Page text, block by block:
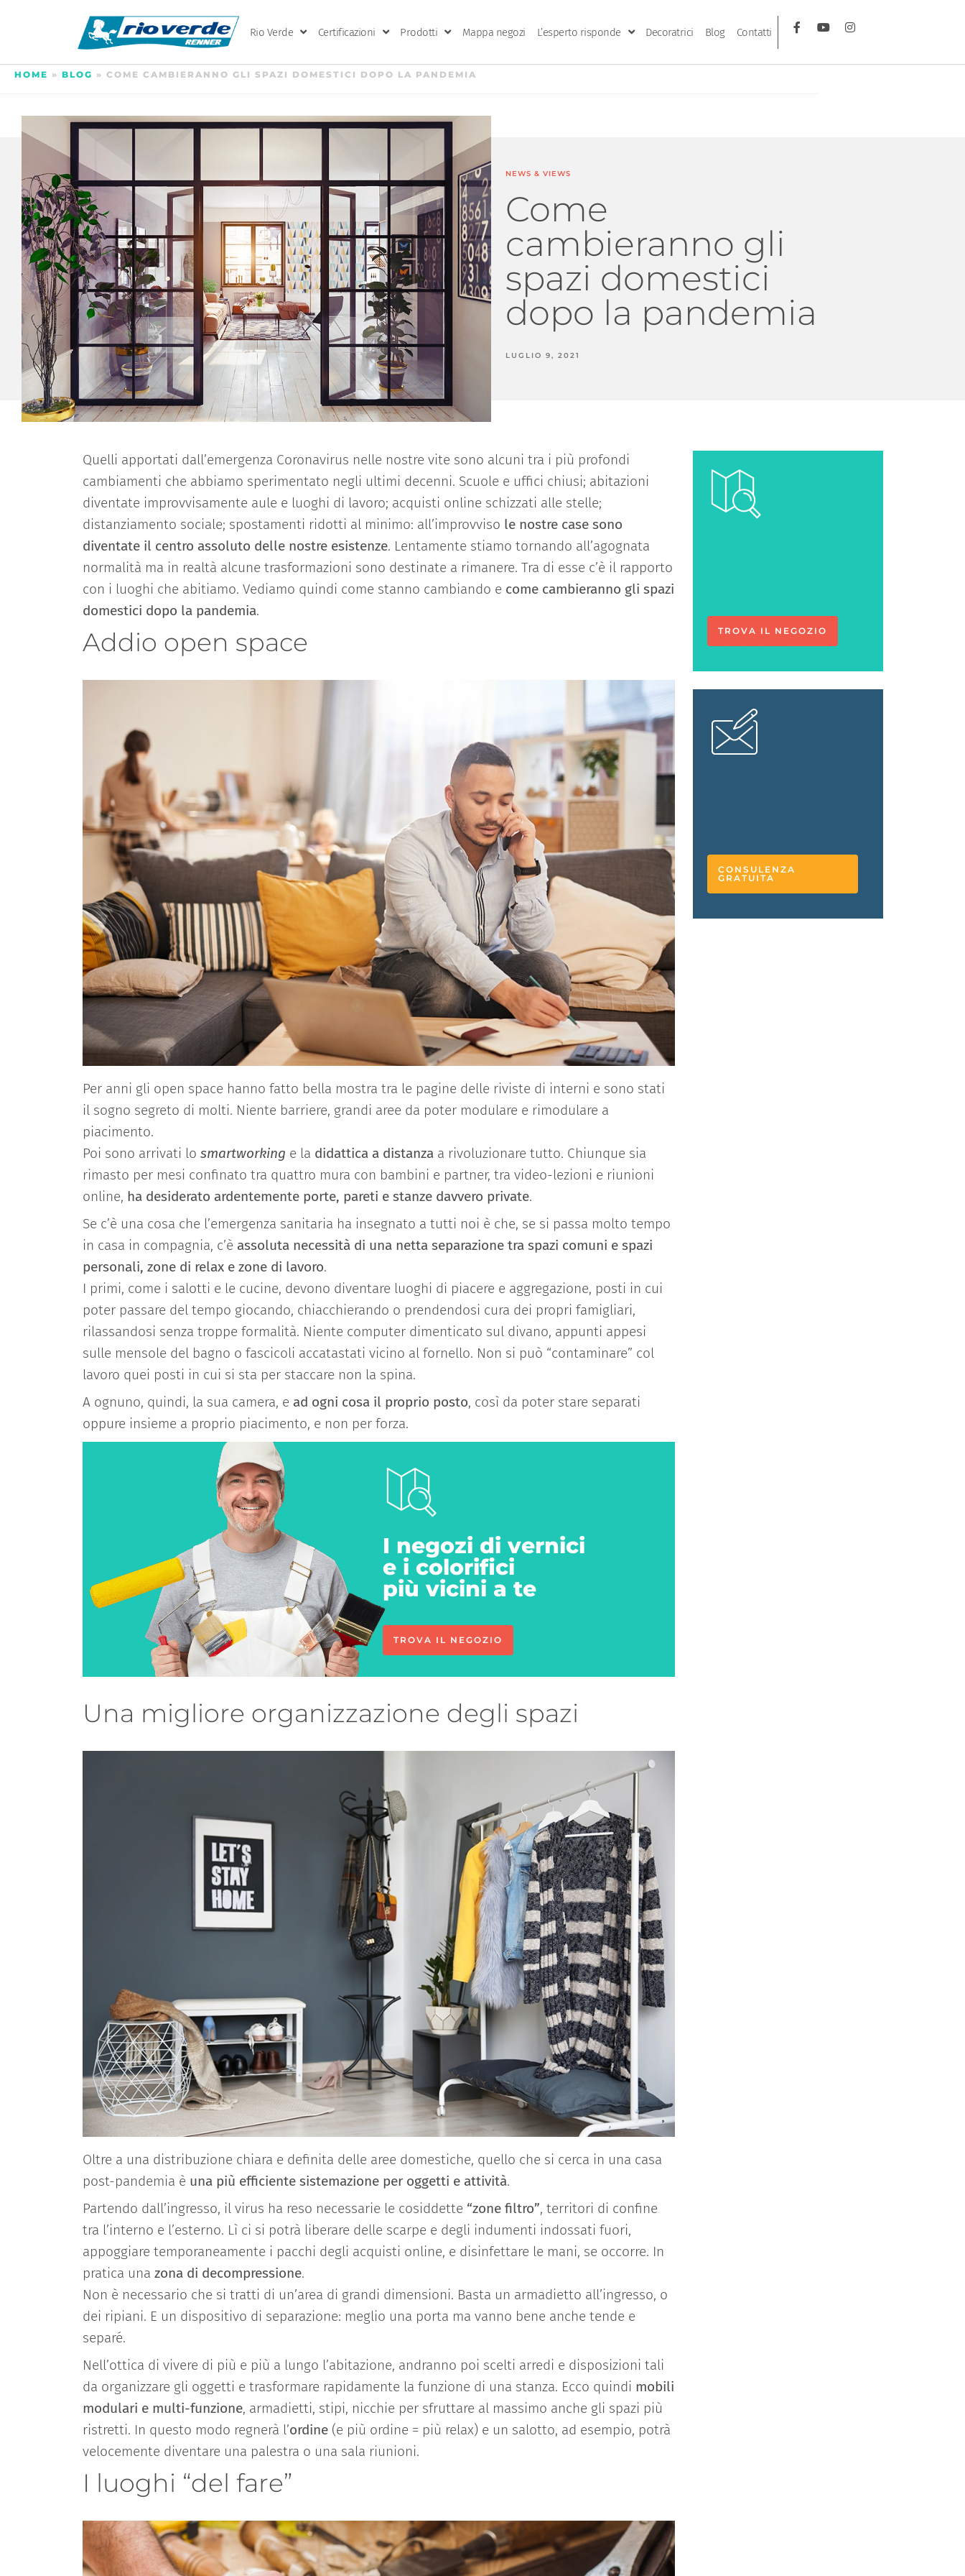
Rio Verde Certificazioni Prodotti Mappa negozi L’esperto risponde Decoratrici Blog Contatti
HOME » BLOG » COME CAMBIERANNO GLI SPAZI DOMESTICI DOPO LA PANDEMIA
NEWS & VIEWS
Come
cambieranno gli
spazi domestici
dopo la pandemia
LUGLIO 9, 2021
Quelli apportati dall’emergenza Coronavirus nelle nostre vite sono alcuni tra i più profondi
cambiamenti che abbiamo sperimentato negli ultimi decenni. Scuole e uffici chiusi; abitazioni
diventate improvvisamente aule e luoghi di lavoro; acquisti online schizzati alle stelle;
distanziamento sociale; spostamenti ridotti al minimo: all’improvviso le nostre case sono
diventate il centro assoluto delle nostre esistenze. Lentamente stiamo tornando all’agognata
normalità ma in realtà alcune trasformazioni sono destinate a rimanere. Tra di esse c’è il rapporto
con i luoghi che abitiamo. Vediamo quindi come stanno cambiando e come cambieranno gli spazi
domestici dopo la pandemia.
Addio open space
Per anni gli open space hanno fatto bella mostra tra le pagine delle riviste di interni e sono stati
il sogno segreto di molti. Niente barriere, grandi aree da poter modulare e rimodulare a
piacimento.
Poi sono arrivati lo smartworking e la didattica a distanza a rivoluzionare tutto. Chiunque sia
rimasto per mesi confinato tra quattro mura con bambini e partner, tra video-lezioni e riunioni
online, ha desiderato ardentemente porte, pareti e stanze davvero private.
Se c’è una cosa che l’emergenza sanitaria ha insegnato a tutti noi è che, se si passa molto tempo
in casa in compagnia, c’è assoluta necessità di una netta separazione tra spazi comuni e spazi
personali, zone di relax e zone di lavoro.
I primi, come i salotti e le cucine, devono diventare luoghi di piacere e aggregazione, posti in cui
poter passare del tempo giocando, chiacchierando o prendendosi cura dei propri famigliari,
rilassandosi senza troppe formalità. Niente computer dimenticato sul divano, appunti appesi
sulle mensole del bagno o fascicoli accatastati vicino al fornello. Non si può “contaminare” col
lavoro quei posti in cui si sta per staccare non la spina.
A ognuno, quindi, la sua camera, e ad ogni cosa il proprio posto, così da poter stare separati
oppure insieme a proprio piacimento, e non per forza.
I negozi di vernici
e i colorifici
più vicini a te
TROVA IL NEGOZIO
Una migliore organizzazione degli spazi
Oltre a una distribuzione chiara e definita delle aree domestiche, quello che si cerca in una casa
post-pandemia è una più efficiente sistemazione per oggetti e attività.
Partendo dall’ingresso, il virus ha reso necessarie le cosiddette “zone filtro”, territori di confine
tra l’interno e l’esterno. Lì ci si potrà liberare delle scarpe e degli indumenti indossati fuori,
appoggiare temporaneamente i pacchi degli acquisti online, e disinfettare le mani, se occorre. In
pratica una zona di decompressione.
Non è necessario che si tratti di un’area di grandi dimensioni. Basta un armadietto all’ingresso, o
dei ripiani. E un dispositivo di separazione: meglio una porta ma vanno bene anche tende e
separé.
Nell’ottica di vivere di più e più a lungo l’abitazione, andranno poi scelti arredi e disposizioni tali
da organizzare gli oggetti e trasformare rapidamente la funzione di una stanza. Ecco quindi mobili
modulari e multi-funzione, armadietti, stipi, nicchie per sfruttare al massimo anche gli spazi più
ristretti. In questo modo regnerà l’ordine (e più ordine = più relax) e un salotto, ad esempio, potrà
velocemente diventare una palestra o una sala riunioni.
I luoghi “del fare”
TROVA IL NEGOZIO
CONSULENZA
GRATUITA